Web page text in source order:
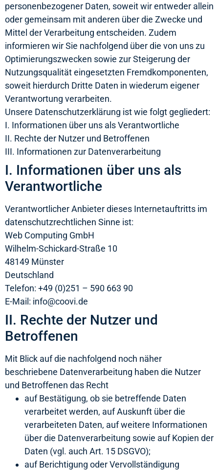
personenbezogener Daten, soweit wir entweder allein
oder gemeinsam mit anderen über die Zwecke und
Mittel der Verarbeitung entscheiden. Zudem
informieren wir Sie nachfolgend über die von uns zu
Optimierungszwecken sowie zur Steigerung der
Nutzungsqualität eingesetzten Fremdkomponenten,
soweit hierdurch Dritte Daten in wiederum eigener
Verantwortung verarbeiten.
Unsere Datenschutzerklärung ist wie folgt gegliedert:
I. Informationen über uns als Verantwortliche
II. Rechte der Nutzer und Betroffenen
III. Informationen zur Datenverarbeitung
I. Informationen über uns als
Verantwortliche
Verantwortlicher Anbieter dieses Internetauftritts im
datenschutzrechtlichen Sinne ist:
Web Computing GmbH
Wilhelm-Schickard-Straße 10
48149 Münster
Deutschland
Telefon: +49 (0)251 – 590 663 90
E-Mail: info@coovi.de
II. Rechte der Nutzer und
Betroffenen
Mit Blick auf die nachfolgend noch näher
beschriebene Datenverarbeitung haben die Nutzer
und Betroffenen das Recht
auf Bestätigung, ob sie betreffende Daten
verarbeitet werden, auf Auskunft über die
verarbeiteten Daten, auf weitere Informationen
über die Datenverarbeitung sowie auf Kopien der
Daten (vgl. auch Art. 15 DSGVO);
auf Berichtigung oder Vervollständigung